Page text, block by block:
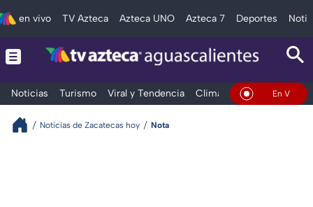
en vivo TV Azteca Azteca UNO Azteca 7 Deportes
Noticias Turismo Viral y Tendencia Clima DeportesEn Vivo
Noticias de Zacatecas hoy Nota